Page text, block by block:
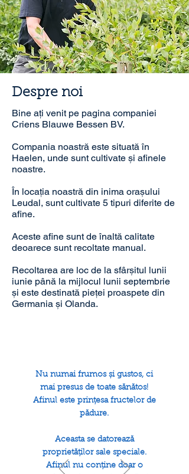
Despre noi
Bine ați venit pe pagina companiei
Criens Blauwe Bessen BV.
Compania noastră este situată în
Haelen, unde sunt cultivate și afinele
noastre.
În locația noastră din inima orașului
Leudal, sunt cultivate 5 tipuri diferite de
afine.
Aceste afine sunt de înaltă calitate
deoarece sunt recoltate manual.
Recoltarea are loc de la sfârșitul lunii
iunie până la mijlocul lunii septembrie
și este destinată pieței proaspete din
Germania și Olanda.
Nu numai frumos și gustos, ci
mai presus de toate sănătos!
Afinul este prințesa fructelor de
pădure.
Aceasta se datorează
proprietăților sale speciale.
Afinul nu conține doar o